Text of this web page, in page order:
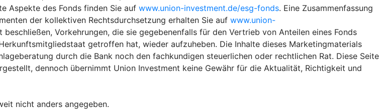
Aspekte des Fonds finden Sie auf www.union-investment.de/esg-fonds. Eine Zusammenfassung
der kollektiven Rechtsdurchsetzung erhalten Sie auf www.union-
Vorkehrungen, die sie gegebenenfalls für den Vertrieb von Anteilen eines Fonds
getroffen hat, wieder aufzuheben. Die Inhalte dieses Marketingmaterials
durch die Bank noch den fachkundigen steuerlichen oder rechtlichen Rat. Diese Seite
dennoch übernimmt Union Investment keine Gewähr für die Aktualität, Richtigkeit und
nicht anders angegeben.